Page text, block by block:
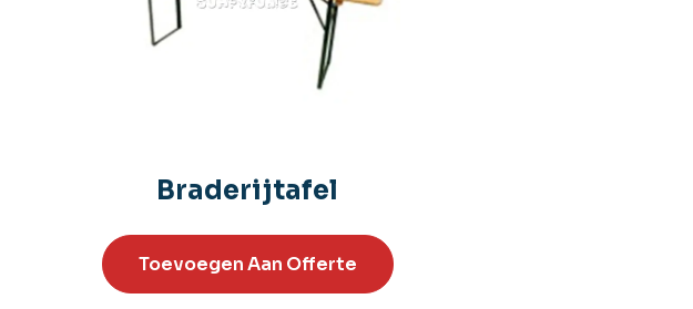
Braderijtafel
Toevoegen Aan Offerte